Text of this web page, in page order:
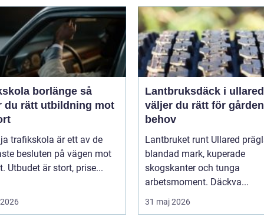
borlänge så
du rätt utbildning mot
trafikskola är ett av de
besluten på vägen mot
Utbudet är stort, prise...
Lantbruksdäck i ullared
väljer du rätt för
behov
Lantbruket runt Ullared
blandad mark, kuperade
skogskanter och tunga
arbetsmoment. Däckva...
31 maj 2026